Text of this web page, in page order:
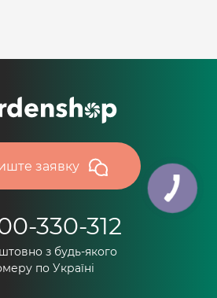
заявку
330-312
з будь-якого
по Україні